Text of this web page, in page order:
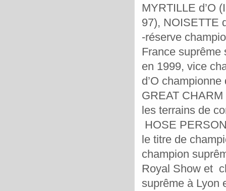
MYRTILLE d’O
97), NOISETTE
-réserve
France suprême
en 1999, vice
d’O
GREAT CHARM
les terrains de
HOSE
le titre de
champion
Royal Show et
suprême à Lyon